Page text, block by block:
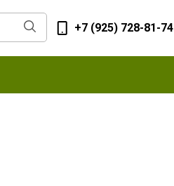
+7 (925) 728-81-74